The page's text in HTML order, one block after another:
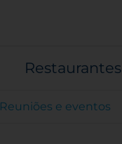
Restaurantes
Reuniões e eventos